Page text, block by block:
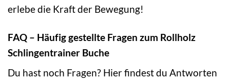
erlebe die Kraft der Bewegung!
FAQ – Häufig gestellte Fragen zum Rollholz
Schlingentrainer Buche
Du hast noch Fragen? Hier findest du Antworten